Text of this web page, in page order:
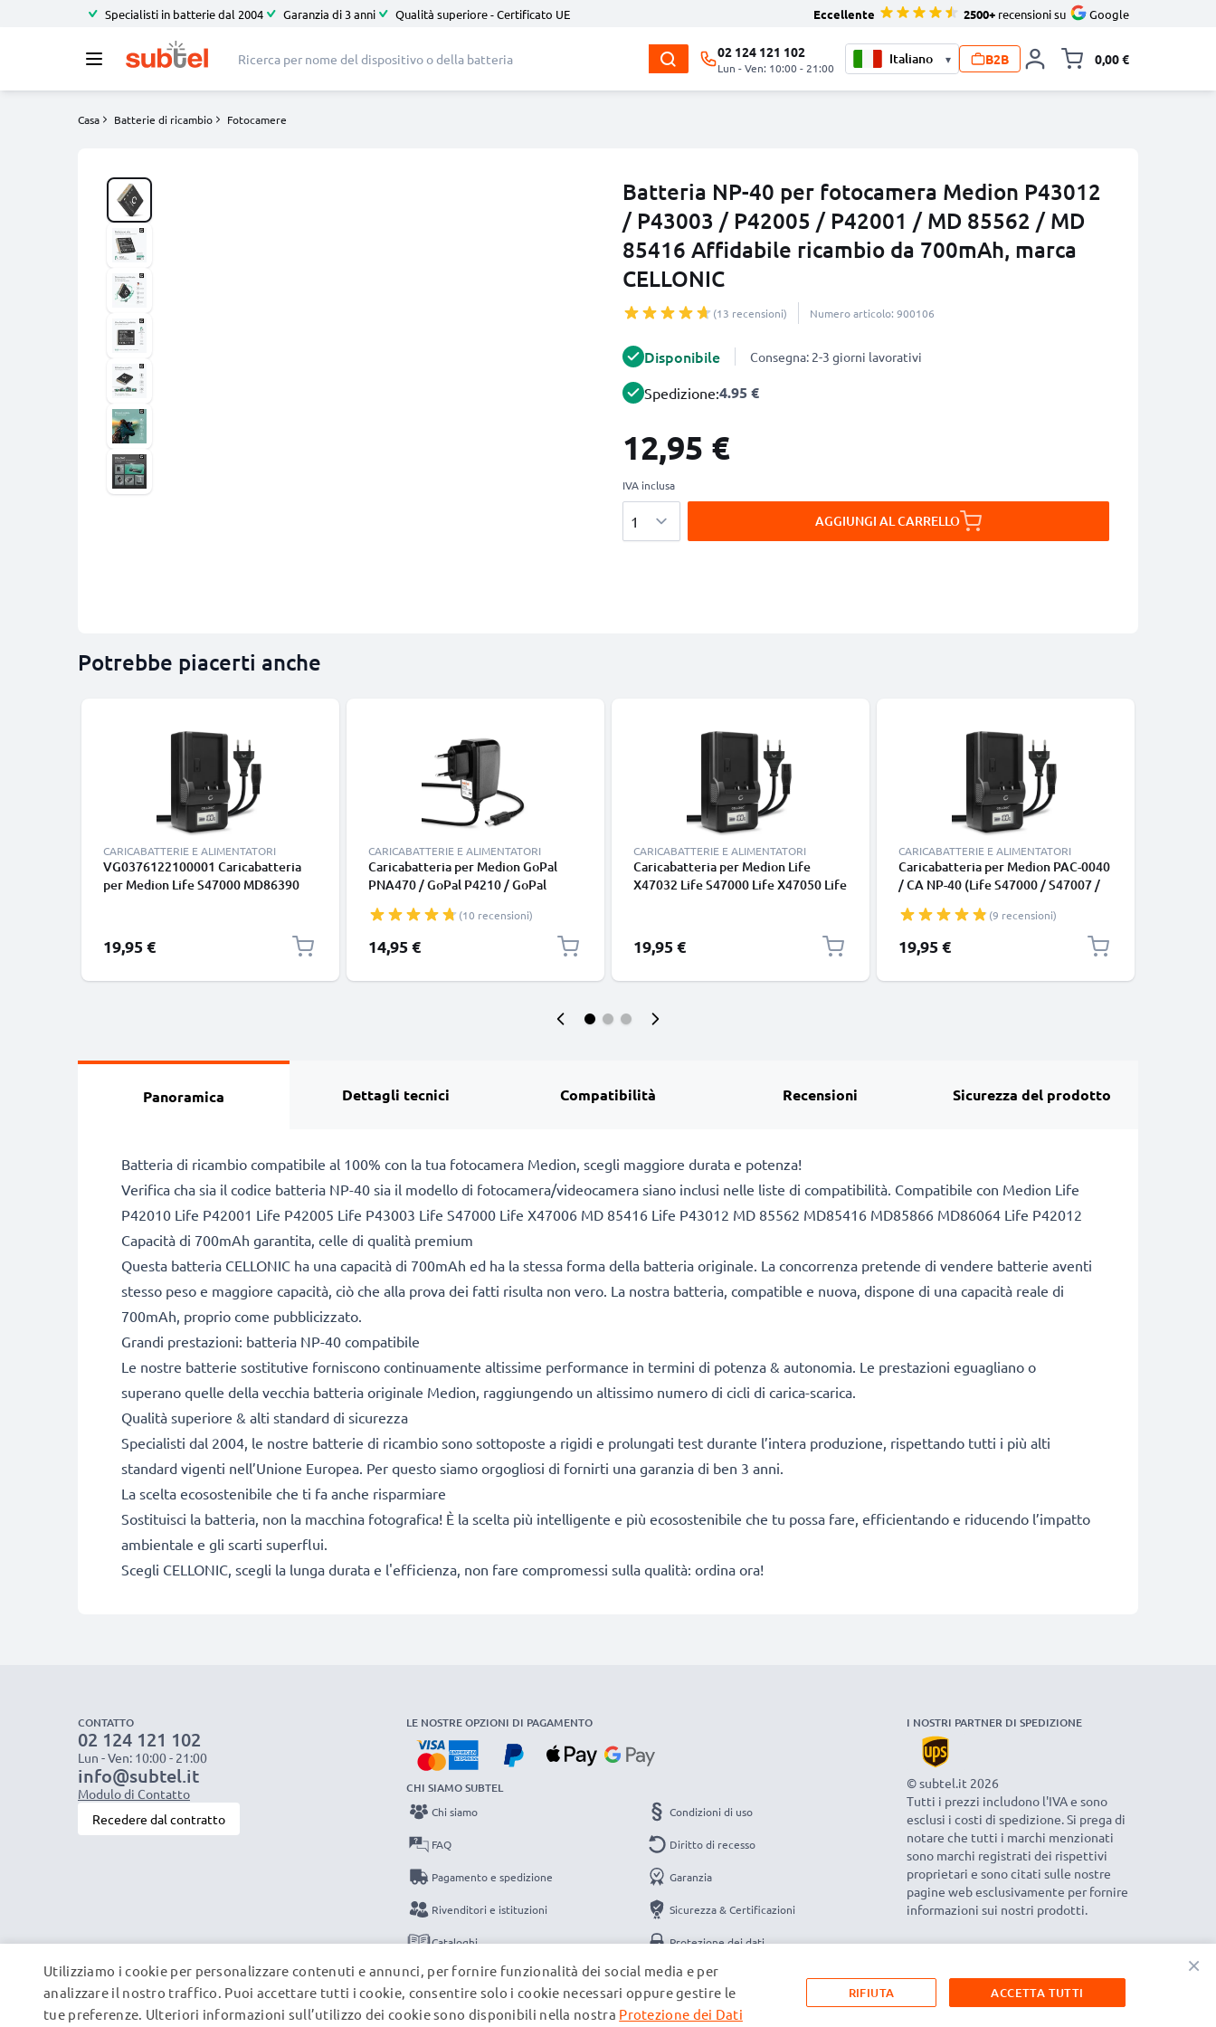
Specialisti in batterie dal 2004 Garanzia di 3 anni Qualità superiore - Certificato UE Eccellente 2500+ recensioni su Google
02 124 121 102
Lun - Ven: 10:00 - 21:00
▾ B2B 0,00 €
Casa Batterie di ricambio Fotocamere
Batteria NP-40 per fotocamera Medion P43012
/ P43003 / P42005 / P42001 / MD 85562 / MD
85416 Affidabile ricambio da 700mAh, marca
CELLONIC
(13 recensioni) Numero articolo: 900106
Disponibile Consegna: 2-3 giorni lavorativi
Spedizione:4.95 €
12,95 €
IVA inclusa
AGGIUNGI AL CARRELLO
Potrebbe piacerti anche
CARICABATTERIE E ALIMENTATORI
VG0376122100001 Caricabatteria
per Medion Life S47000 MD86390
CELLONIC
19,95 €
CARICABATTERIE E ALIMENTATORI
Caricabatteria per Medion GoPal
PNA470 / GoPal P4210 / GoPal
GoPal PNA210T, 5W 1A / 1000mA
Caricatore 1.1m con spina europea
(10 recensioni)
14,95 €
CARICABATTERIE E ALIMENTATORI
Caricabatteria per Medion Life
X47032 Life S47000 Life X47050 Life
19,95 €
CARICABATTERIE E ALIMENTATORI
Caricabatteria per Medion PAC-0040
/ CA NP-40 (Life S47000 / S47007 /
fotocamera marca CELLONIC
(9 recensioni)
19,95 €
Panoramica Dettagli tecnici Compatibilità Recensioni Sicurezza del prodotto
Batteria di ricambio compatibile al 100% con la tua fotocamera Medion, scegli maggiore durata e potenza!
Verifica cha sia il codice batteria NP-40 sia il modello di fotocamera/videocamera siano inclusi nelle liste di compatibilità. Compatibile con Medion Life
P42010 Life P42001 Life P42005 Life P43003 Life S47000 Life X47006 MD 85416 Life P43012 MD 85562 MD85416 MD85866 MD86064 Life P42012
Capacità di 700mAh garantita, celle di qualità premium
Questa batteria CELLONIC ha una capacità di 700mAh ed ha la stessa forma della batteria originale. La concorrenza pretende di vendere batterie aventi
stesso peso e maggiore capacità, ciò che alla prova dei fatti risulta non vero. La nostra batteria, compatible e nuova, dispone di una capacità reale di
700mAh, proprio come pubblicizzato.
Grandi prestazioni: batteria NP-40 compatibile
Le nostre batterie sostitutive forniscono continuamente altissime performance in termini di potenza & autonomia. Le prestazioni eguagliano o
superano quelle della vecchia batteria originale Medion, raggiungendo un altissimo numero di cicli di carica-scarica.
Qualità superiore & alti standard di sicurezza
Specialisti dal 2004, le nostre batterie di ricambio sono sottoposte a rigidi e prolungati test durante l’intera produzione, rispettando tutti i più alti
standard vigenti nell’Unione Europea. Per questo siamo orgogliosi di fornirti una garanzia di ben 3 anni.
La scelta ecosostenibile che ti fa anche risparmiare
Sostituisci la batteria, non la macchina fotografica! È la scelta più intelligente e più ecosostenibile che tu possa fare, efficientando e riducendo l’impatto
ambientale e gli scarti superflui.
Scegli CELLONIC, scegli la lunga durata e l'efficienza, non fare compromessi sulla qualità: ordina ora!
CONTATTO
02 124 121 102
Lun - Ven: 10:00 - 21:00
info@subtel.it
Modulo di Contatto
Recedere dal contratto
LE NOSTRE OPZIONI DI PAGAMENTO
CHI SIAMO SUBTEL
Chi siamo
FAQ
Pagamento e spedizione
Rivenditori e istituzioni
Cataloghi
Contatti
Condizioni di uso
Diritto di recesso
Garanzia
Sicurezza & Certificazioni
Protezione dei dati
Note legali
I NOSTRI PARTNER DI SPEDIZIONE
© subtel.it 2026
Tutti i prezzi includono l'IVA e sono
esclusi i costi di spedizione. Si prega di
notare che tutti i marchi menzionati
sono marchi registrati dei rispettivi
proprietari e sono citati sulle nostre
pagine web esclusivamente per fornire
informazioni sui nostri prodotti.
×
Utilizziamo i cookie per personalizzare contenuti e annunci, per fornire funzionalità dei social media e per
analizzare il nostro traffico. Puoi accettare tutti i cookie, consentire solo i cookie necessari oppure gestire le
tue preferenze. Ulteriori informazioni sull’utilizzo dei cookie sono disponibili nella nostra Protezione dei Dati
ACCETTA TUTTI
RIFIUTA